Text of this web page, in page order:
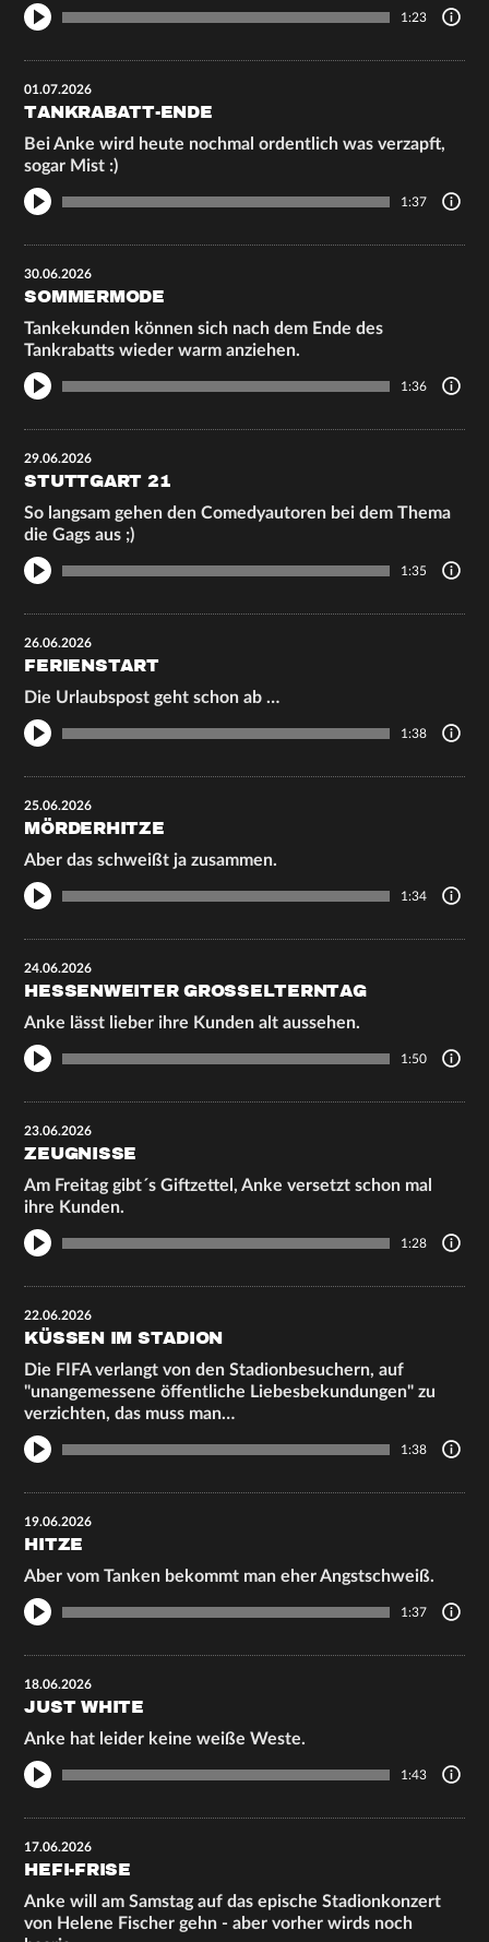
1:23
01.07.2026
TANKRABATT-ENDE
Bei Anke wird heute nochmal ordentlich was verzapft,
sogar Mist :)
1:37
30.06.2026
SOMMERMODE
Tankekunden können sich nach dem Ende des
Tankrabatts wieder warm anziehen.
1:36
29.06.2026
STUTTGART 21
So langsam gehen den Comedyautoren bei dem Thema
die Gags aus ;)
1:35
26.06.2026
FERIENSTART
Die Urlaubspost geht schon ab …
1:38
25.06.2026
MÖRDERHITZE
Aber das schweißt ja zusammen.
1:34
24.06.2026
HESSENWEITER GROSSELTERNTAG
Anke lässt lieber ihre Kunden alt aussehen.
1:50
23.06.2026
ZEUGNISSE
Am Freitag gibt´s Giftzettel, Anke versetzt schon mal
ihre Kunden.
1:28
22.06.2026
KÜSSEN IM STADION
Die FIFA verlangt von den Stadionbesuchern, auf
"unangemessene öffentliche Liebesbekundungen" zu
verzichten, das muss man…
1:38
19.06.2026
HITZE
Aber vom Tanken bekommt man eher Angstschweiß.
1:37
18.06.2026
JUST WHITE
Anke hat leider keine weiße Weste.
1:43
17.06.2026
HEFI-FRISE
Anke will am Samstag auf das epische Stadionkonzert
von Helene Fischer gehn - aber vorher wirds noch